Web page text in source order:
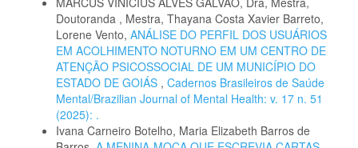
Doutoranda , Mestra, Thayana Costa Xavier Barreto,
Lorene Vento, ANÁLISE DO PERFIL DOS USUÁRIOS
EM ACOLHIMENTO NOTURNO EM UM CENTRO DE
ATENÇÃO PSICOSSOCIAL DE UM MUNICÍPIO DO
ESTADO DE GOIÁS , Cadernos Brasileiros de Saúde
Mental/Brazilian Journal of Mental Health: v. 17 n. 51
(2025): .
Ivana Carneiro Botelho, Maria Elizabeth Barros de